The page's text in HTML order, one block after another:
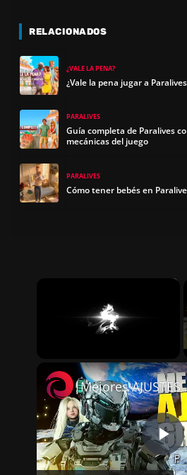
RELACIONADOS
¿VALE LA PENA?
¿Vale la pena jugar a
PARALIVES
Guía completa de Paralives
mecánicas del juego
PARALIVES
Cómo tener bebés en
×
UNMUTE
P
Mejores